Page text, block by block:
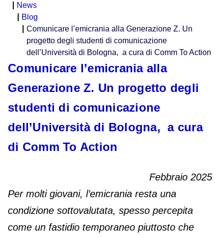
News
Blog
Comunicare l’emicrania alla Generazione Z. Un
progetto degli studenti di comunicazione
dell’Università di Bologna, a cura di Comm To Action
Comunicare l’emicrania alla
Generazione Z. Un progetto degli
studenti di comunicazione
dell’Università di Bologna, a cura
di Comm To Action
Febbraio 2025
Per molti giovani, l’emicrania resta una
condizione sottovalutata, spesso percepita
come un fastidio temporaneo piuttosto che